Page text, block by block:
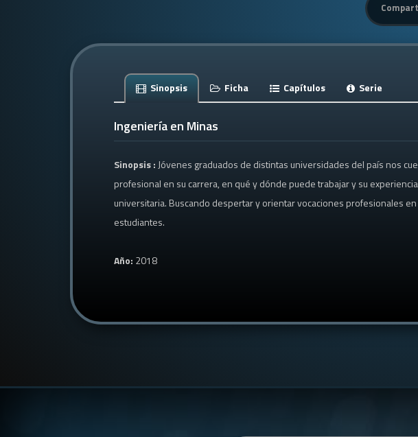
Sinopsis Ficha Capítulos Serie
Ingeniería en Minas
Sinopsis : Jóvenes graduados de distintas universidades del país nos
profesional en su carrera, en qué y dónde puede trabajar y su
universitaria. Buscando despertar y orientar vocaciones profesionales
estudiantes.
Año: 2018